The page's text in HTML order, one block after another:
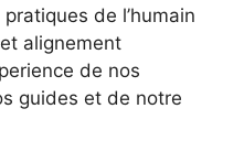
de l’humain
alignement
de nos
guides et de notre